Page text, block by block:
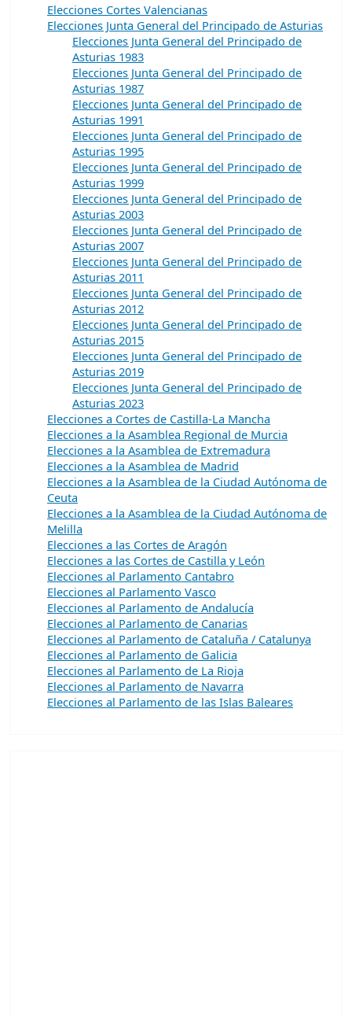
Elecciones Cortes Valencianas
Elecciones Junta General del Principado de Asturias
Elecciones Junta General del Principado de
Asturias 1983
Elecciones Junta General del Principado de
Asturias 1987
Elecciones Junta General del Principado de
Asturias 1991
Elecciones Junta General del Principado de
Asturias 1995
Elecciones Junta General del Principado de
Asturias 1999
Elecciones Junta General del Principado de
Asturias 2003
Elecciones Junta General del Principado de
Asturias 2007
Elecciones Junta General del Principado de
Asturias 2011
Elecciones Junta General del Principado de
Asturias 2012
Elecciones Junta General del Principado de
Asturias 2015
Elecciones Junta General del Principado de
Asturias 2019
Elecciones Junta General del Principado de
Asturias 2023
Elecciones a Cortes de Castilla-La Mancha
Elecciones a la Asamblea Regional de Murcia
Elecciones a la Asamblea de Extremadura
Elecciones a la Asamblea de Madrid
Elecciones a la Asamblea de la Ciudad Autónoma de
Ceuta
Elecciones a la Asamblea de la Ciudad Autónoma de
Melilla
Elecciones a las Cortes de Aragón
Elecciones a las Cortes de Castilla y León
Elecciones al Parlamento Cantabro
Elecciones al Parlamento Vasco
Elecciones al Parlamento de Andalucía
Elecciones al Parlamento de Canarias
Elecciones al Parlamento de Cataluña / Catalunya
Elecciones al Parlamento de Galicia
Elecciones al Parlamento de La Rioja
Elecciones al Parlamento de Navarra
Elecciones al Parlamento de las Islas Baleares